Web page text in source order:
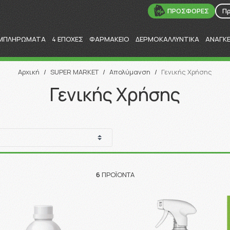
ΠΡΟΣΦΟΡΕΣ
4 ΕΠΟΧΕΣ ΦΑΡΜΑΚΕΙΟ ΔΕΡΜΟΚΑΛΛΥΝΤΙΚΑ
Αναζήτηση
Αρχική / SUPER MARKET / Απολύμανση / Γενικής Χρήσης
Γενικής Χρήσης
6 ΠΡΟΪΌΝΤΑ